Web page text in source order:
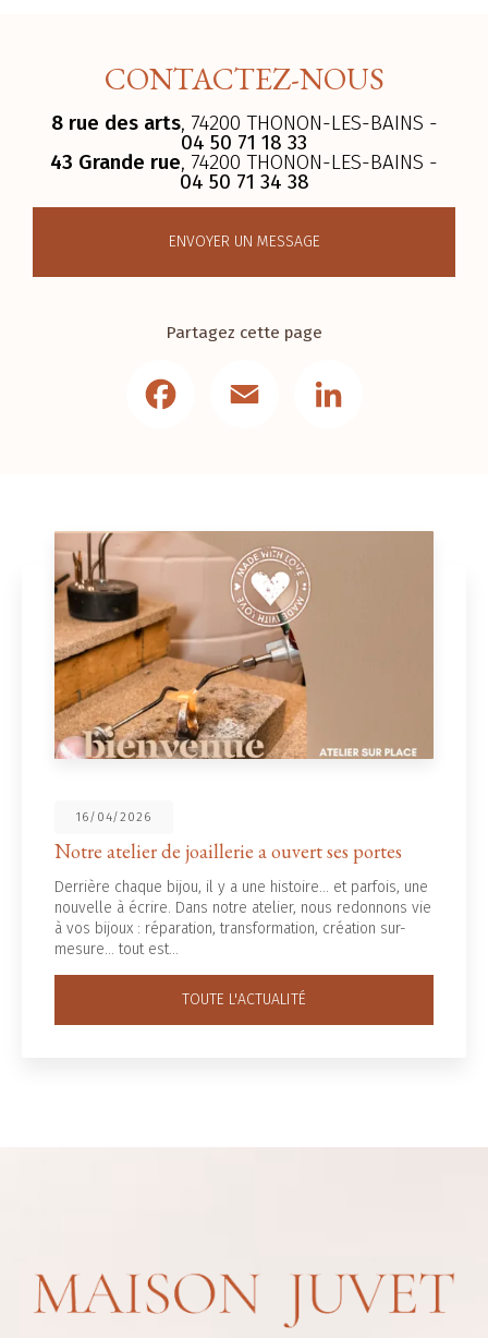
CONTACTEZ-NOUS
8 rue des arts, 74200 THONON-LES-BAINS -
04 50 71 18 33
43 Grande rue, 74200 THONON-LES-BAINS -
04 50 71 34 38
ENVOYER UN MESSAGE
Partagez cette page
16/04/2026
Notre atelier de joaillerie a ouvert ses portes
Derrière chaque bijou, il y a une histoire... et parfois, une
nouvelle à écrire. Dans notre atelier, nous redonnons vie
à vos bijoux : réparation, transformation, création sur-
mesure… tout est…
TOUTE L'ACTUALITÉ